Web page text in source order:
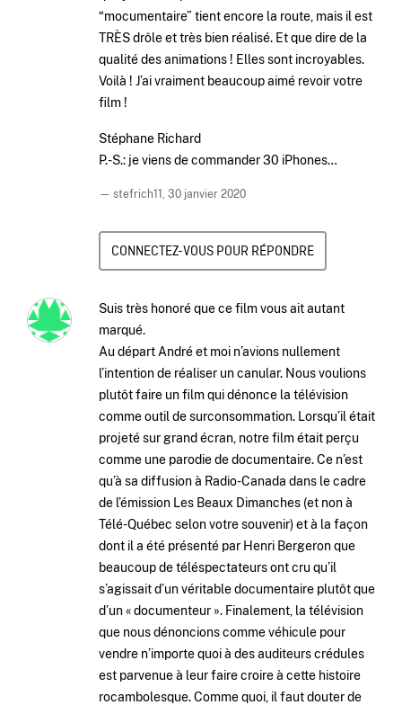
“mocumentaire” tient encore la route, mais il est
TRÈS drôle et très bien réalisé. Et que dire de la
qualité des animations ! Elles sont incroyables.
Voilà ! J’ai vraiment beaucoup aimé revoir votre
film !
Stéphane Richard
P.-S.: je viens de commander 30 iPhones…
— stefrich11, 30 janvier 2020
CONNECTEZ-VOUS POUR RÉPONDRE
Suis très honoré que ce film vous ait autant
marqué.
Au départ André et moi n’avions nullement
l’intention de réaliser un canular. Nous voulions
plutôt faire un film qui dénonce la télévision
comme outil de surconsommation. Lorsqu’il était
projeté sur grand écran, notre film était perçu
comme une parodie de documentaire. Ce n’est
qu’à sa diffusion à Radio-Canada dans le cadre
de l’émission Les Beaux Dimanches (et non à
Télé-Québec selon votre souvenir) et à la façon
dont il a été présenté par Henri Bergeron que
beaucoup de téléspectateurs ont cru qu’il
s’agissait d’un véritable documentaire plutôt que
d’un « documenteur ». Finalement, la télévision
que nous dénoncions comme véhicule pour
vendre n’importe quoi à des auditeurs crédules
est parvenue à leur faire croire à cette histoire
rocambolesque. Comme quoi, il faut douter de